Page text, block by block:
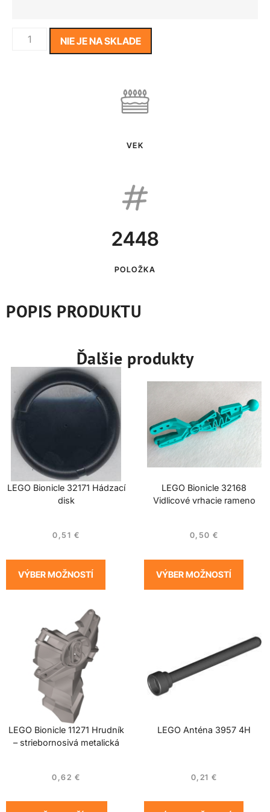
NIE JE NA SKLADE
VEK
2448
POLOŽKA
POPIS PRODUKTU
Ďalšie produkty
LEGO Bionicle 32171 Hádzací
disk
0,51 €
VÝBER MOŽNOSTÍ
LEGO Bionicle 32168
Vidlicové vrhacie rameno
0,50 €
VÝBER MOŽNOSTÍ
LEGO Bionicle 11271 Hrudník
– striebornosivá metalická
0,62 €
LEGO Anténa 3957 4H
0,21 €